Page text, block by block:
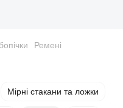
Ремені
Мірні стакани та ложки